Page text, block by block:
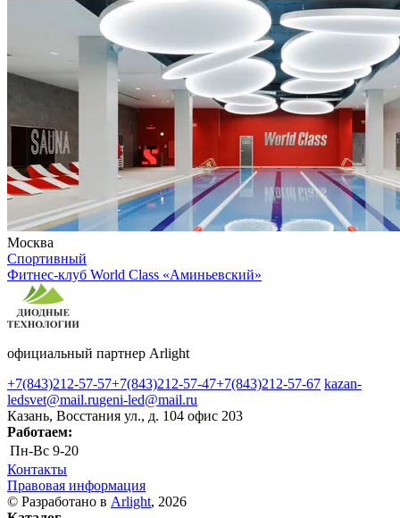
Москва
Спортивный
Фитнес-клуб World Class «Аминьевский»
официальный партнер Arlight
+7(843)212-57-57+7(843)212-57-47+7(843)212-57-67 kazan-
ledsvet@mail.rugeni-led@mail.ru
Казань, Восстания ул., д. 104 офис 203
Работаем:
Пн-Вс 9-20
Контакты
Правовая информация
© Разработано в Arlight, 2026